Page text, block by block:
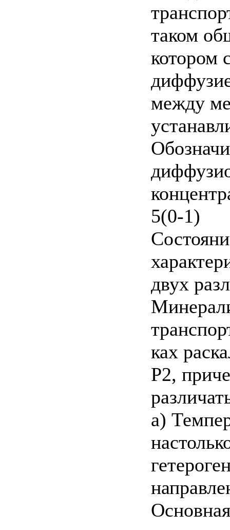
таком
котором
между
5(0-1)
двух
ках
Р2,
а)